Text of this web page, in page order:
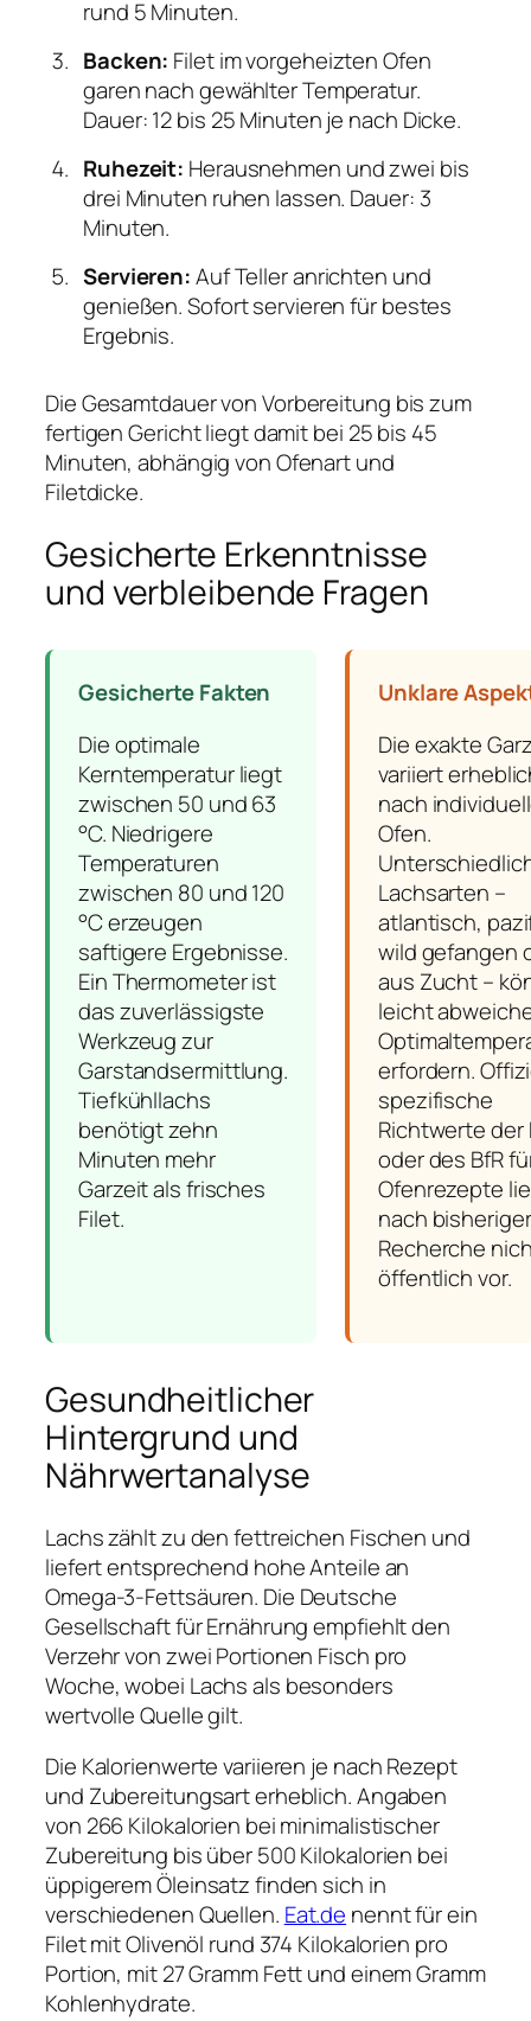
rund 5 Minuten.
Backen: Filet im vorgeheizten Ofen
garen nach gewählter Temperatur.
Dauer: 12 bis 25 Minuten je nach Dicke.
Ruhezeit: Herausnehmen und zwei bis
drei Minuten ruhen lassen. Dauer: 3
Minuten.
Servieren:Auf Teller anrichten und
genießen. Sofort servieren für bestes
Ergebnis.
Die Gesamtdauer von Vorbereitung bis zum
fertigen Gericht liegt damit bei 25 bis 45
Minuten, abhängig von Ofenart und
Filetdicke.
Gesicherte Erkenntnisse
und verbleibende Fragen
Gesicherte Fakten
Die optimale
Kerntemperatur liegt
zwischen 50 und 63
°C. Niedrigere
Temperaturen
zwischen 80 und 120
°C erzeugen
saftigere Ergebnisse.
Ein Thermometer ist
das zuverlässigste
Werkzeug zur
Garstandsermittlung.
Tiefkühllachs
benötigt zehn
Minuten mehr
Garzeit als frisches
Filet.
Unklare
Die exakte
variiert
nach
Ofen.
Lachsarten –
atlantisch,
wild gefangen
aus Zucht –
leicht
erfordern.
spezifische
Richtwerte der
oder des BfR
Ofenrezepte
nach bisheriger
Recherche
öffentlich vor.
Gesundheitlicher
Hintergrund und
Nährwertanalyse
Lachs zählt zu den fettreichen Fischen und
liefert entsprechend hohe Anteile an
Omega-3-Fettsäuren. Die Deutsche
Gesellschaft für Ernährung empfiehlt den
Verzehr von zwei Portionen Fisch pro
Woche, wobei Lachs als besonders
wertvolle Quelle gilt.
Die Kalorienwerte variieren je nach Rezept
und Zubereitungsart erheblich. Angaben
von 266 Kilokalorien bei minimalistischer
Zubereitung bis über 500 Kilokalorien bei
üppigerem Öleinsatz finden sich in
verschiedenen Quellen. Eat.de nennt für ein
Filet mit Olivenöl rund 374 Kilokalorien pro
Portion, mit 27 Gramm Fett und einem Gramm
Kohlenhydrate.